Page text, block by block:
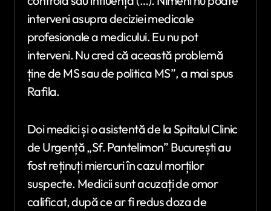
interveni asupra deciziei medicale
profesionale a medicului. Eu nu pot
interveni. Nu cred că această problemă
ține de MS sau de politica MS”, a mai spus
Rafila.
Doi medici și o asistentă de la Spitalul Clinic
de Urgență „Sf. Pantelimon” București au
fost reținuți miercuri în cazul morților
suspecte. Medicii sunt acuzați de omor
calificat, după ce ar fi redus doza de